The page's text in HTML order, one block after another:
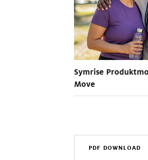
Symrise
Move
PDF DOWNLOAD